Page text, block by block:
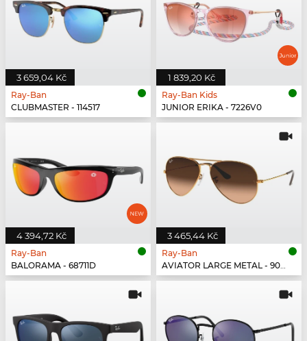
3 659,04 Kč
Ray-Ban
CLUBMASTER - 114517
1 839,20 Kč
Ray-Ban Kids
JUNIOR ERIKA - 7226V0
4 394,72 Kč
Ray-Ban
BALORAMA - 68711D
3 465,44 Kč
Ray-Ban
AVIATOR LARGE METAL - 9001A5